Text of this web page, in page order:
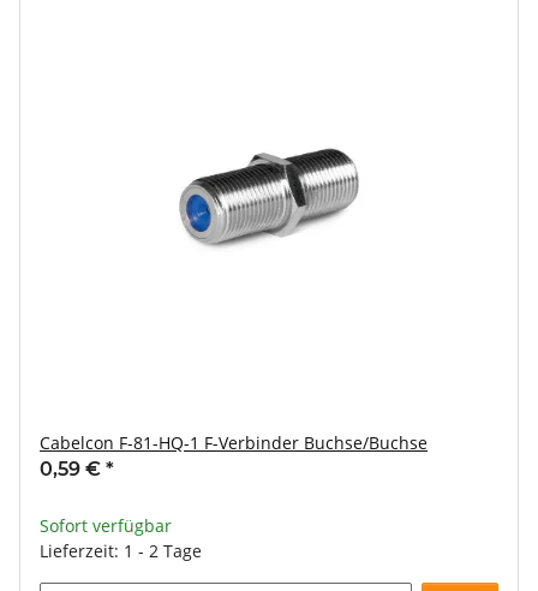
Cabelcon F-81-HQ-1 F-Verbinder Buchse/Buchse
0,59 € *
Sofort verfügbar
Lieferzeit: 1 - 2 Tage